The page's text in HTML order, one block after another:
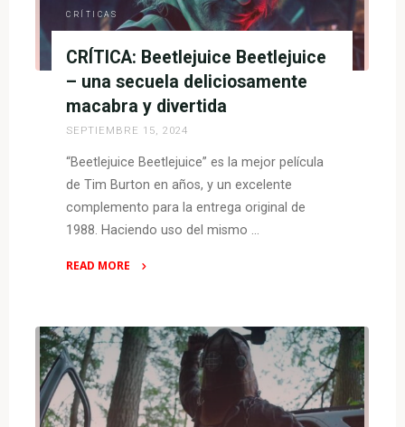
darnos
esto"
CRÍTICAS
CRÍTICA: Beetlejuice Beetlejuice
– una secuela deliciosamente
macabra y divertida
SEPTIEMBRE 15, 2024
“Beetlejuice Beetlejuice” es la mejor película
de Tim Burton en años, y un excelente
complemento para la entrega original de
1988. Haciendo uso del mismo …
READ MORE
Beetlejuice
–
una
secuela
deliciosamente